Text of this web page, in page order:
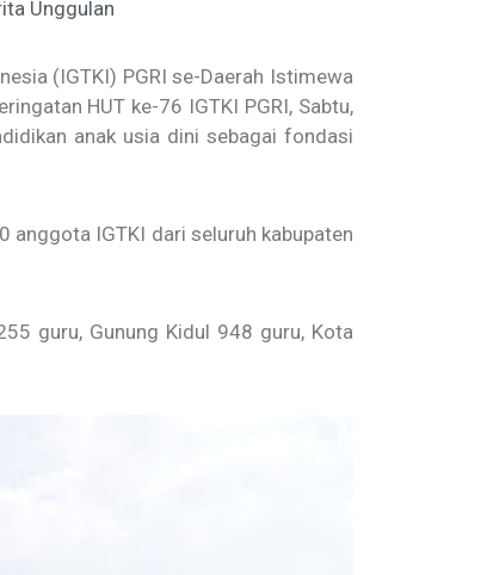
Unggulan
(IGTKI) PGRI se-Daerah Istimewa
HUT ke-76 IGTKI PGRI, Sabtu,
anak usia dini sebagai fondasi
anggota IGTKI dari seluruh kabupaten
guru, Gunung Kidul 948 guru, Kota